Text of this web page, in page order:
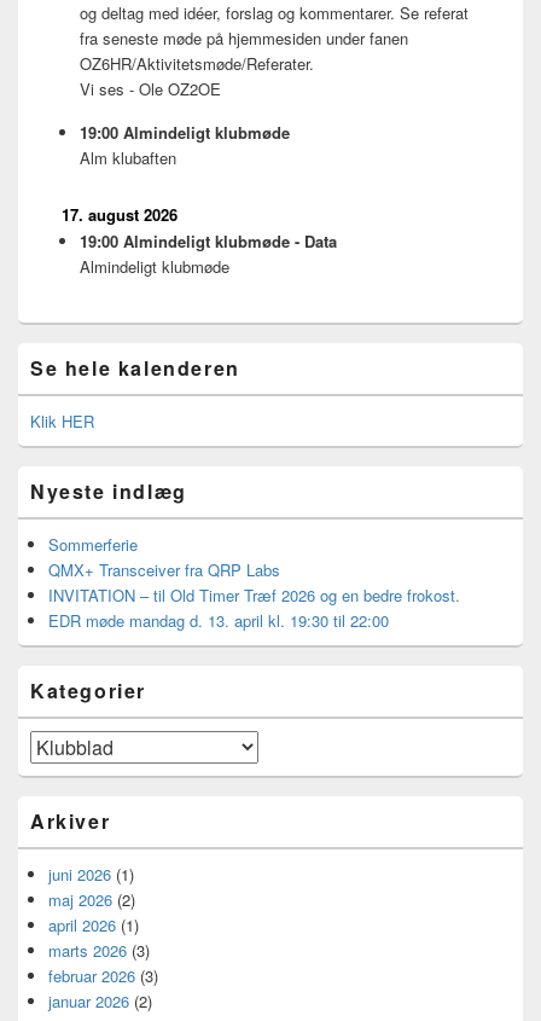
og deltag med idéer, forslag og kommentarer. Se referat
fra seneste møde på hjemmesiden under fanen
OZ6HR/Aktivitetsmøde/Referater.
Vi ses - Ole OZ2OE
19:00 Almindeligt klubmøde
Alm klubaften
17. august 2026
19:00 Almindeligt klubmøde - Data
Almindeligt klubmøde
Se hele kalenderen
Klik HER
Nyeste indlæg
Sommerferie
QMX+ Transceiver fra QRP Labs
INVITATION – til Old Timer Træf 2026 og en bedre frokost.
EDR møde mandag d. 13. april kl. 19:30 til 22:00
Kategorier
Kategorier
Arkiver
juni 2026 (1)
maj 2026 (2)
april 2026 (1)
marts 2026 (3)
februar 2026 (3)
januar 2026 (2)